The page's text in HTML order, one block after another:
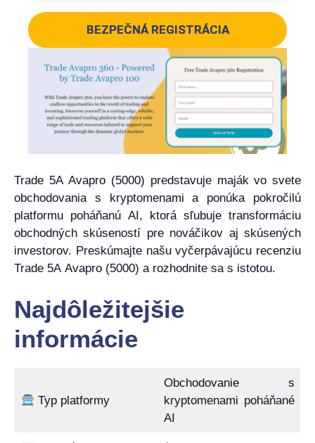
BEZPEČNÁ REGISTRÁCIA
Trade 5A Avapro (5000) predstavuje maják vo svete
obchodovania s kryptomenami a ponúka pokročilú
platformu poháňanú AI, ktorá sľubuje transformáciu
obchodných skúseností pre nováčikov aj skúsených
investorov. Preskúmajte našu vyčerpávajúcu recenziu
Trade 5A Avapro (5000) a rozhodnite sa s istotou.
Najdôležitejšie
informácie
Typ platformy
Obchodovanie s
kryptomenami poháňané
AI